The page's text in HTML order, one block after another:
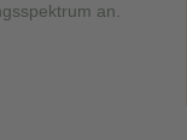
an.